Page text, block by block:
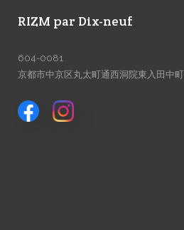
RIZM par Dix-neuf
604-0081
京都市中京区丸太町通西洞院東入田中